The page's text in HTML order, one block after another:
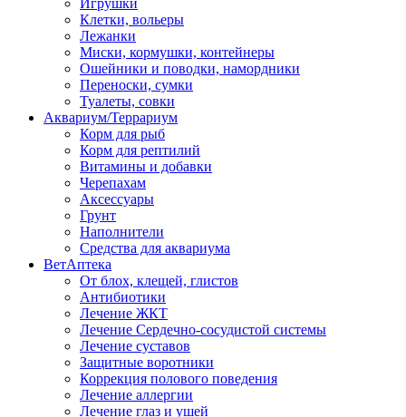
Игрушки
Клетки, вольеры
Лежанки
Миски, кормушки, контейнеры
Ошейники и поводки, намордники
Переноски, сумки
Туалеты, совки
Аквариум/Террариум
Корм для рыб
Корм для рептилий
Витамины и добавки
Черепахам
Аксессуары
Грунт
Наполнители
Средства для аквариума
ВетАптека
От блох, клещей, глистов
Антибиотики
Лечение ЖКТ
Лечение Сердечно-сосудистой системы
Лечение суставов
Защитные воротники
Коррекция полового поведения
Лечение аллергии
Лечение глаз и ушей